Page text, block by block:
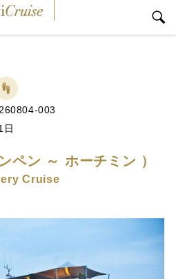
003
日
ペン ～ ホーチミン ）
Cruise